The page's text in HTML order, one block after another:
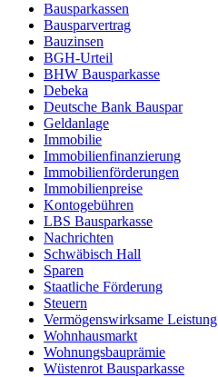
Bausparkassen
Bausparvertrag
Bauzinsen
BGH-Urteil
BHW Bausparkasse
Debeka
Deutsche Bank Bauspar
Geldanlage
Immobilie
Immobilienfinanzierung
Immobilienförderungen
Immobilienpreise
Kontogebühren
LBS Bausparkasse
Nachrichten
Schwäbisch Hall
Sparen
Staatliche Förderung
Steuern
Vermögenswirksame Leistung
Wohnhausmarkt
Wohnungsbauprämie
Wüstenrot Bausparkasse